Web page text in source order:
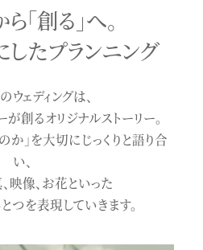
ら「創る」へ。
たプランニング
ェディングは、
創るオリジナルストーリー。
か」を大切にじっくりと語り合
い、
映像、お花といった
つを表現していきます。